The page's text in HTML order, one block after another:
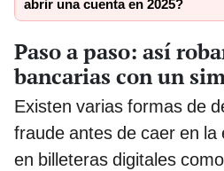
abrir una cuenta en 2025?
Paso a paso: así
bancarias con un
Existen varias formas de
fraude antes de caer en
en billeteras digitales como